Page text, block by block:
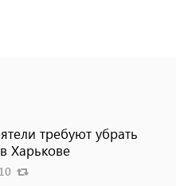
требуют убрать
Харькове